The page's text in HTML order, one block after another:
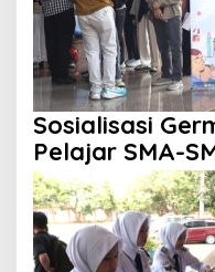
Sosialisasi
Pelajar SMA-